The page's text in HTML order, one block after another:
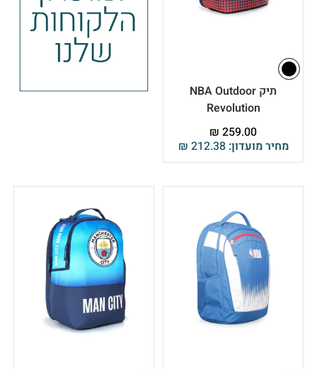
תיק NBA Outdoor
Revolution
מחיר מועדון: ₪ 212.38
₪ 259.00